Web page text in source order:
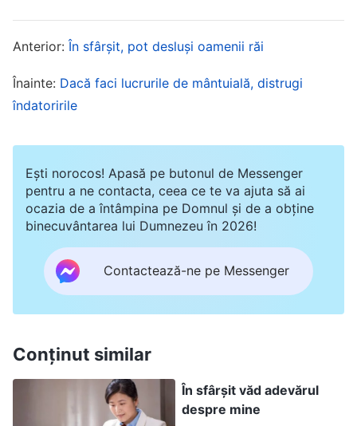
simțind o oarecare presiune, dar cei care Îi sunt
loiali și supuși lui Dumnezeu, atunci când se
confruntă cu dificultăți și se simt presați, se vor
credința, să îi lumineze și să îi ajute și, de
asemenea, cerându-I protecție împotriva
greșelilor, astfel încât să își poată îndeplini
loialitatea și să depună tot efortul pentru a
dobândi o conștiință curată. Cu toate acestea,
oamenii de tipul antihriștilor nu sunt așa. Atunci
de laHristospe care trebuie să le pună în
aplicare și că lucrarea are unele dificultăți, ei
încep să se simtă potrivnici în sinea lor și nu
Anterior:În sfârșit, pot desluși oamenii răi
Înainte: Dacă faci lucrurile de mântuială, distrugi
îndatoririle
Ești norocos! Apasă pe butonul de Messenger
pentru a ne contacta, ceea ce te va ajuta să ai
ocazia de a întâmpina pe Domnul și de a obține
binecuvântarea lui Dumnezeu în 2026!
Contactează-ne pe Messenger
Conținut similar
În sfârșit văd adevărul
despre mine